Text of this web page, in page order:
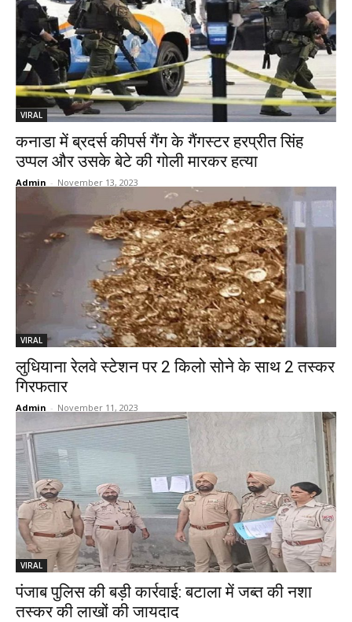
VIRAL
कनाडा में ब्रदर्स कीपर्स गैंग के गैंगस्टर हरप्रीत सिंह
उप्पल और उसके बेटे की गोली मारकर हत्या
Admin - November 13, 2023
VIRAL
लुधियाना रेलवे स्टेशन पर 2 किलो सोने के साथ 2 तस्कर
गिरफतार
Admin - November 11, 2023
VIRAL
पंजाब पुलिस की बड़ी कार्रवाई: बटाला में जब्त की नशा
तस्कर की लाखों की जायदाद